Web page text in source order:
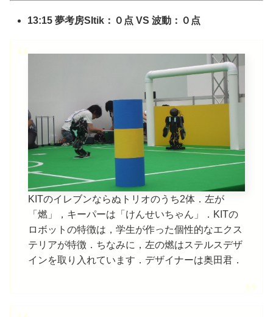
13:15 夢考房SItik：０点 VS 波動：０点
KITのイレブンならぬトリオのうち2体．左が
「燃」，キーパーは「けんせいちゃん」．KITの
ロボットの特徴は，学生が作った個性的なエクス
テリアが特徴．ちなみに，左の燃はステルスデザ
インを取り入れています．デザイナーは奥田君．